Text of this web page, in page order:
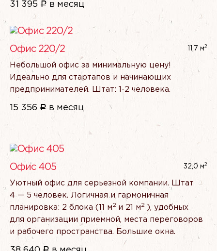
31 395 Р в месяц
Офис 220/2 11,7 м2
Небольшой офис за минимальную цену!
Идеально для стартапов и начинающих
предпринимателей. Штат: 1-2 человека.
15 356 Р в месяц
Офис 405 32,0 м2
Уютный офис для серьезной компании. Штат
4 — 5 человек. Логичная и гармоничная
планировка: 2 блока (11 м2 и 21 м2
), удобных
для организации приемной, места переговоров
и рабочего пространства. Большие окна.
Р